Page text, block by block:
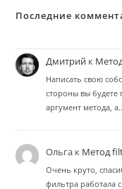
Последние
Дмитрийк
Написать свою
стороны вы будете
аргумент метода,
Ольгак Метод
Очень круто,
фильтра работала